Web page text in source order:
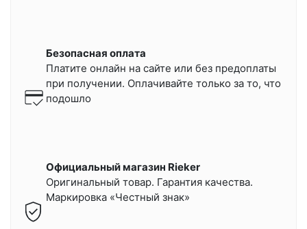
Безопасная оплата
Платите онлайн на сайте или без предоплаты
при получении. Оплачивайте только за то, что
подошло
Официальный магазин Rieker
Оригинальный товар. Гарантия качества.
Маркировка «Честный знак»